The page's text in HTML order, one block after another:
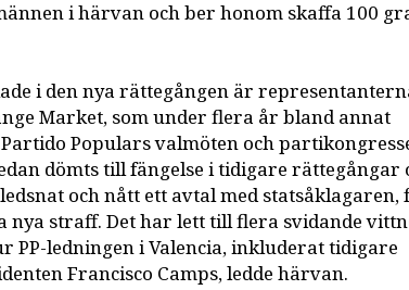
i härvan och ber honom skaffa 100
i den nya rättegången är
Market, som under flera år bland annat
Populars valmöten och
dömts till fängelse i tidigare rättegångar
och nått ett avtal med statsåklagaren,
nya straff. Det har lett till flera svidande
PP-ledningen i Valencia, inkluderat tidigare
Francisco Camps, ledde härvan.